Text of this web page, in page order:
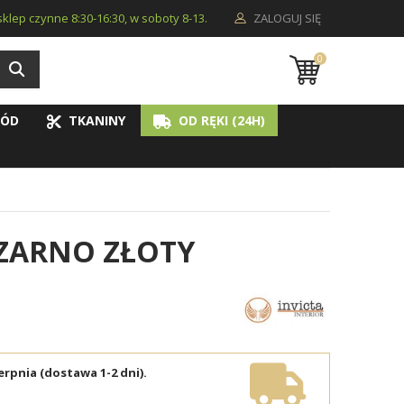
ZALOGUJ SIĘ
czynne 8:30-16:30, w soboty 8-13.
0
TKANINY
OD RĘKI (24H)
ZŁOTY
(dostawa 1-2 dni).